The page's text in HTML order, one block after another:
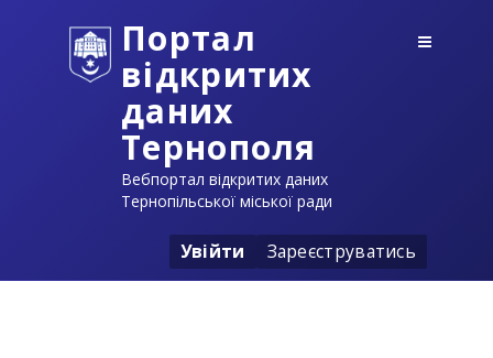
Портал
відкритих
даних
Тернополя
Вебпортал відкритих даних
Тернопільської міської ради
Увійти Зареєструватись